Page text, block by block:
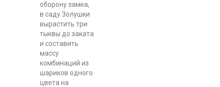
оборону замка,
в саду Золушки
вырастить три
тыквы до заката
и составить
массу
комбинаций из
шариков одного
цвета на